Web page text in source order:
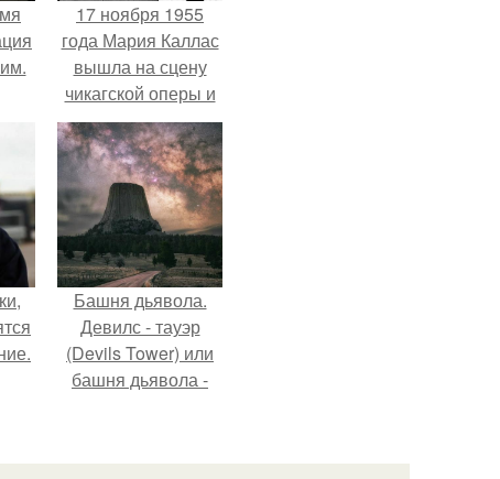
17 ноября 1955
года Мария Каллас
вышла на сцену
чикагской оперы и
сорвала овации.
Башня дьявола.
Девилс - тауэр
(Devils Tower) или
башня дьявола -
происхождения